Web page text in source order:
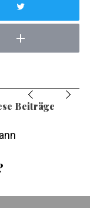
Beiträge